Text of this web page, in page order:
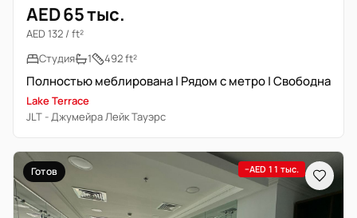
AED 65 тыс.
AED 132 / ft²
Студия
1 492 ft²
Полностью меблирована | Рядом с метро | Свободна
Lake Terrace
JLT - Джумейра Лейк Тауэрс
Готов −AED 11 тыс.